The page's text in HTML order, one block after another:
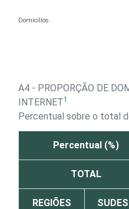
Domicílios
A4 - PROPORÇÃO DE
INTERNET1
Percentual sobre o total
Percentual (%)
TOTAL
REGIÕES